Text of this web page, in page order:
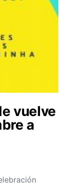
vuelve
a